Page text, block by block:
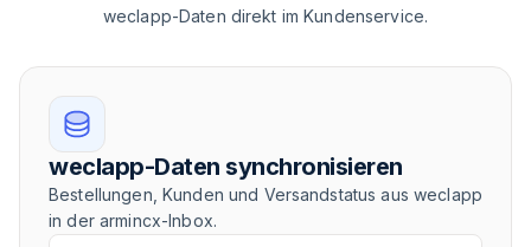
weclapp-Daten direkt im Kundenservice.
weclapp-Daten synchronisieren
Bestellungen, Kunden und Versandstatus aus weclapp
in der armincx-Inbox.